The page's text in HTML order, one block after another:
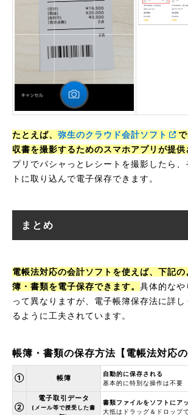
たとえば、 弥生のクラウド会計ソフト
収書を撮影するためのスマホアプリが提供
プリでパシャっとレシートを撮影したら
トに取り込んで電子保存できます。
まとめ
電帳法対応の会計ソフトを使えば、下記
簿・書類を電子保存できます。 具体的なや
って異なりますが、電子帳簿保存法に詳し
るように工夫されています。
帳簿・書類の保存方法【電帳法対応の
① 帳簿
自動的に保存される
基本的に特別な操作は不要
②
電子取引データ
(メール等で授受した書
書類ファイルをソフトにア
大抵はドラッグ＆ドロップ